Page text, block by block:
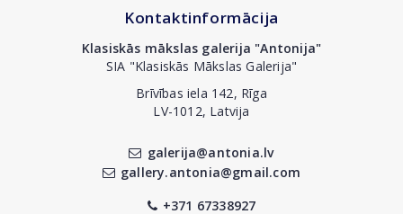
Kontaktinformācija
Klasiskās mākslas galerija "Antonija"
SIA "Klasiskās Mākslas Galerija"
Brīvības iela 142, Rīga
LV-1012, Latvija
galerija@antonia.lv
gallery.antonia@gmail.com
+371 67338927